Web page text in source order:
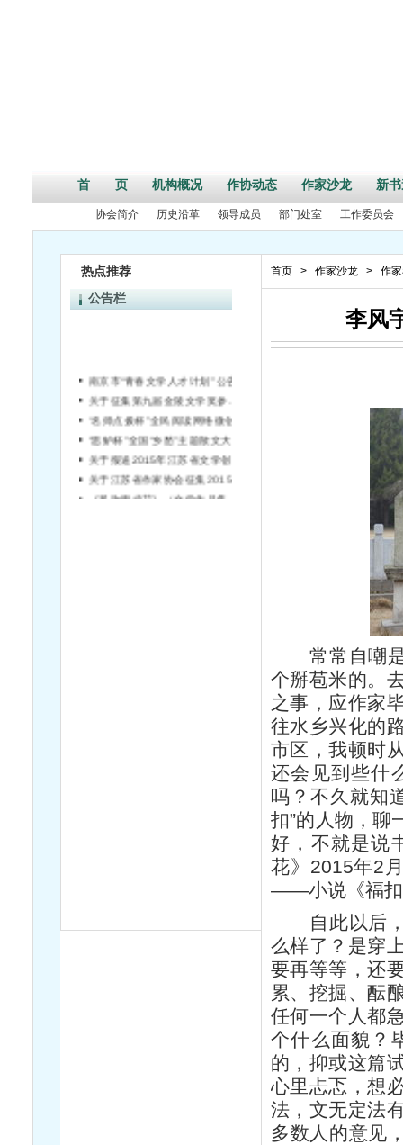
首 页 机构概况 作协动态 作家沙龙 新
协会简介 历史沿革 领导成员 部门处室 工作委员会
热点推荐
公告栏
首页 > 作家沙龙 > 作
李风
常常自嘲是
个掰苞米的。
之事，应作家
往水乡兴化的
市区，我顿时
还会见到些什
吗？不久就知
扣”的人物，聊
好，不就是说
花》2015年2
——小说《福
自此以后，
么样了？是穿
要再等等，还
累、挖掘、酝
任何一个人都
个什么面貌？
的，抑或这篇
心里忐忑，想
法，文无定法
多数人的意见